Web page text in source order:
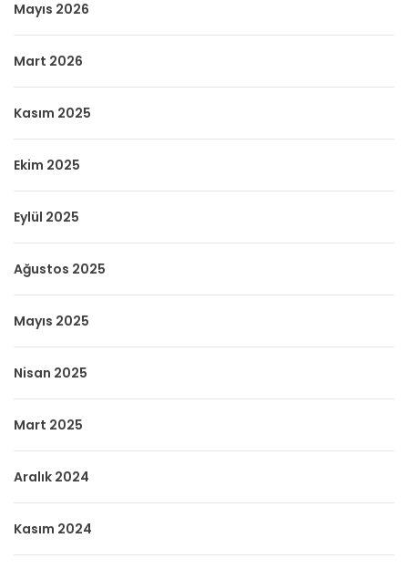
Mayıs 2026
Mart 2026
Kasım 2025
Ekim 2025
Eylül 2025
Ağustos 2025
Mayıs 2025
Nisan 2025
Mart 2025
Aralık 2024
Kasım 2024